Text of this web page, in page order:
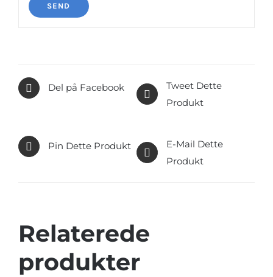
Del på Facebook
Tweet Dette
Produkt
Pin Dette Produkt
E-Mail Dette
Produkt
Relaterede
produkter